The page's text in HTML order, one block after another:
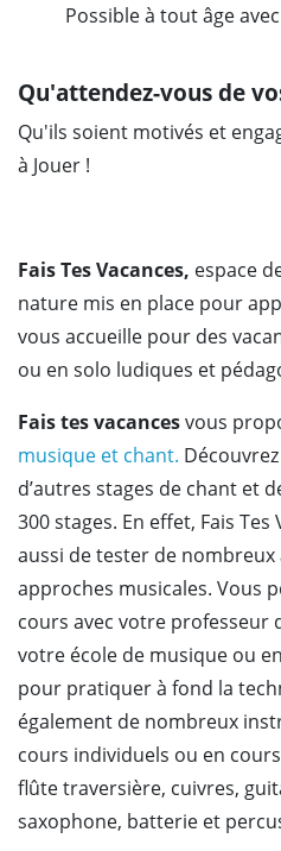
Possible à tout âge
Qu'attendez-vous de
Qu'ils soient motivés et
à Jouer !
Fais Tes Vacances, espace
nature mis en place pour
vous accueille pour des
ou en solo ludiques et
Fais tes vacancesvous
musique et chant.
d’autres stages de chant et
300 stages. En effet, Fais
aussi de tester de
approches musicales. Vous
cours avec votre professeur
votre école de musique ou
pour pratiquer à fond la
également de nombreux
cours individuels ou en
flûte traversière, cuivres,
saxophone, batterie et